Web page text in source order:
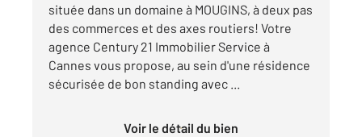
située dans un domaine à MOUGINS, à deux pas
des commerces et des axes routiers! Votre
agence Century 21 Immobilier Service à
Cannes vous propose, au sein d'une résidence
sécurisée de bon standing avec ...
Voir le détail du bien